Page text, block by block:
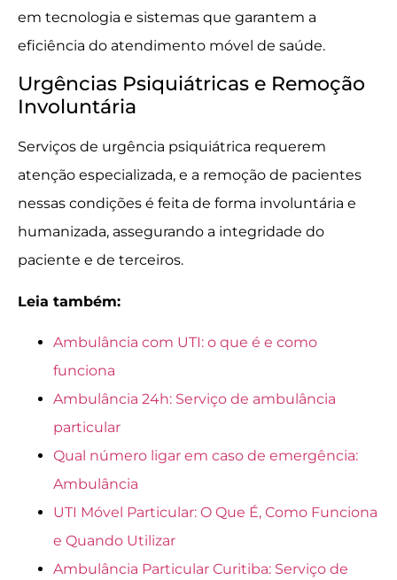
em tecnologia e sistemas que garantem a
eficiência do atendimento móvel de saúde.
Urgências Psiquiátricas e Remoção
Involuntária
Serviços de urgência psiquiátrica requerem
atenção especializada, e a remoção de pacientes
nessas condições é feita de forma involuntária e
humanizada, assegurando a integridade do
paciente e de terceiros.
Leia também:
Ambulância com UTI: o que é e como
funciona
Ambulância 24h: Serviço de ambulância
particular
Qual número ligar em caso de emergência:
Ambulância
UTI Móvel Particular: O Que É, Como Funciona
e Quando Utilizar
Ambulância Particular Curitiba: Serviço de